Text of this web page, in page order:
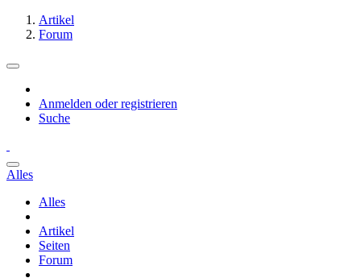
Artikel
Forum
Anmelden oder registrieren
Suche
Alles
Alles
Artikel
Seiten
Forum